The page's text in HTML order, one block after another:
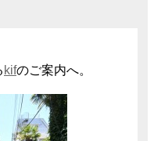
kifのご案内へ。